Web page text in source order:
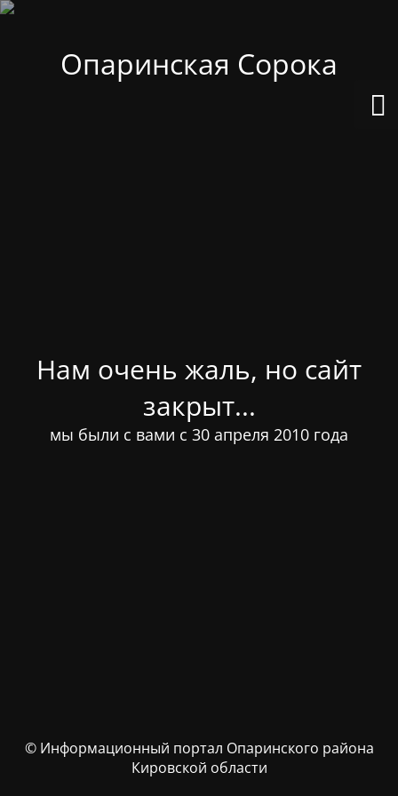
Опаринская Сорока
Нам очень жаль, но сайт
закрыт...
мы были с вами с 30 апреля 2010 года
© Информационный портал Опаринского района
Кировской области